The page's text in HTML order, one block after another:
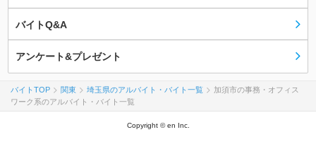
バイトQ&A
アンケート&プレゼント
バイトTOP 関東 埼玉県のアルバイト・バイト一覧
加須市の事務・オフィス
ワーク系のアルバイト・バイト一覧
Copyright © en Inc.